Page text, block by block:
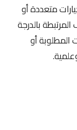
متعددة أو
بالدرجة
المطلوبة أو